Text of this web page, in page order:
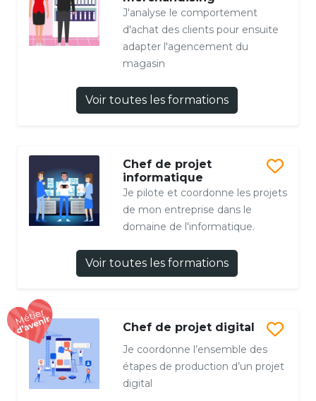
J'analyse le comportement
d'achat des clients pour ensuite
adapter l'agencement du
magasin
Voir toutes les formations
Chef de projet
informatique
Je pilote et coordonne les projets
de mon entreprise dans le
domaine de l'informatique.
Voir toutes les formations
Chef de projet digital
Je coordonne l’ensemble des
étapes de production d’un projet
digital